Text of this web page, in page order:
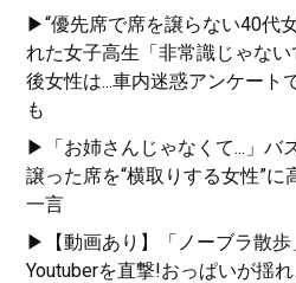
▶“優先席で席を譲らない40代
れた女子高生「非常識じゃな
後女性は...車内迷惑アンケート
も
▶「お姉さんじゃなくて...」バ
譲った席を“横取りする女性”に
一言
▶【動画あり】「ノーブラ散歩
Youtuberを直撃!おっぱいが揺